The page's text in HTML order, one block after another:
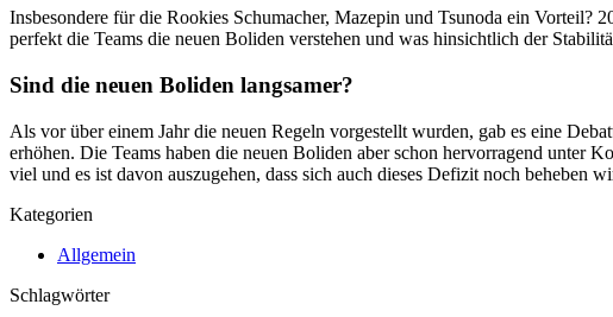
Insbesondere für die Rookies Schumacher, Mazepin und Tsunoda ein
perfekt die Teams die neuen Boliden verstehen und was hinsichtlich der
Sind die neuen Boliden langsamer?
Als vor über einem Jahr die neuen Regeln vorgestellt wurden, gab es eine
erhöhen. Die Teams haben die neuen Boliden aber schon hervorragend unter
viel und es ist davon auszugehen, dass sich auch dieses Defizit noch beheben
Kategorien
Allgemein
Schlagwörter